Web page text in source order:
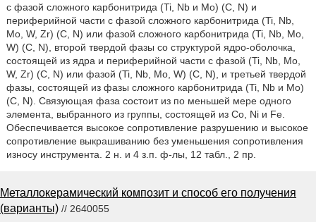
с фазой сложного карбонитрида (Ti, Nb и Mo) (C, N) и
периферийной части с фазой сложного карбонитрида (Ti, Nb,
Mo, W, Zr) (C, N) или фазой сложного карбонитрида (Ti, Nb, Mo,
W) (C, N), второй твердой фазы со структурой ядро-оболочка,
состоящей из ядра и периферийной части с фазой (Ti, Nb, Mo,
W, Zr) (C, N) или фазой (Ti, Nb, Mo, W) (C, N), и третьей твердой
фазы, состоящей из фазы сложного карбонитрида (Ti, Nb и Mo)
(C, N). Связующая фаза состоит из по меньшей мере одного
элемента, выбранного из группы, состоящей из Co, Ni и Fe.
Обеспечивается высокое сопротивление разрушению и высокое
сопротивление выкрашиванию без уменьшения сопротивления
износу инструмента. 2 н. и 4 з.п. ф-лы, 12 табл., 2 пр.
Металлокерамический композит и способ его получения
(варианты) // 2640055